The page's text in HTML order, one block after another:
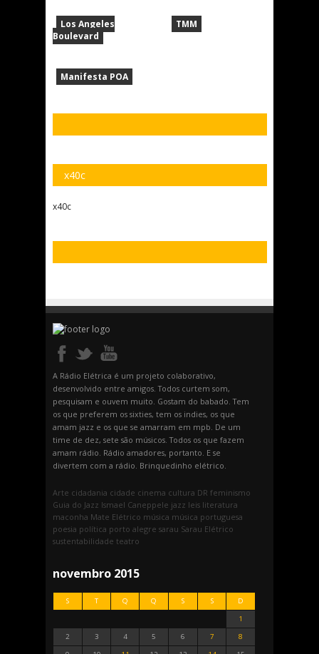
Los Angeles
Boulevard
Manifesta POA
TMM
x40c
x40c
A Rádio Elétrica é um projeto colaborativo,
desenvolvido entre amigos. Todos curtem som,
pesquisam e ouvem muito. Gostam do babado. Tem
os que preferem os sixties, tem os indies, os que
amam jazz e os que se amarram em mpb. De um
time de dez, sete são músicos. Todos os que fazem
amam rádio. Rádio amadores, portanto. E se
divertem com a rádio. Brinquedinho elétrico.
Arte cidadania cidade cinema cultura DR feminismo
Guia do Jazz Ismael Caneppele jazz leis literatura
maconha Mate Elétrico música música portuguesa
poesia política porto alegre sarau Sarau Elétrico
sustentabilidade teatro
novembro 2015
S T Q Q S S
D
1
2
3 4 5 6 7
8